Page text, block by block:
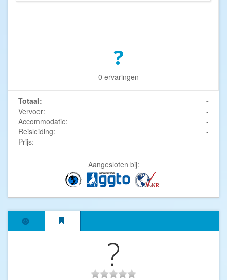
?
0 ervaringen
Totaal:
-
Vervoer:
-
Accommodatie:
-
Reisleiding:
-
Prijs:
-
Aangesloten bij:
?